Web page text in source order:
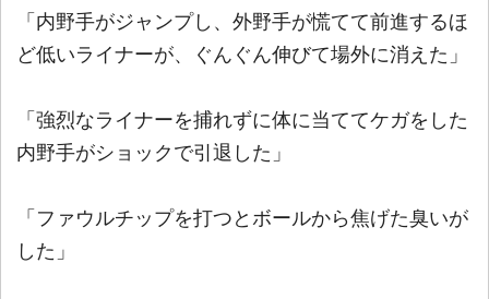
「内野手がジャンプし、外野手が慌てて前進するほ
ど低いライナーが、ぐんぐん伸びて場外に消えた」
「強烈なライナーを捕れずに体に当ててケガをした
内野手がショックで引退した」
「ファウルチップを打つとボールから焦げた臭いが
した」